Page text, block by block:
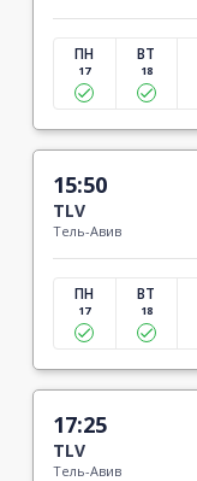
ПН
17
ВТ
18
15:50
TLV
Тель-Авив
ПН
17
ВТ
18
17:25
TLV
Тель-Авив